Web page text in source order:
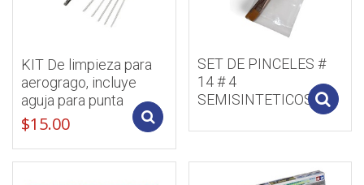
KIT De limpieza para
aerogrago, incluye
aguja para punta
$15.00
SET DE PINCELES #
14 # 4
SEMISINTETICOS